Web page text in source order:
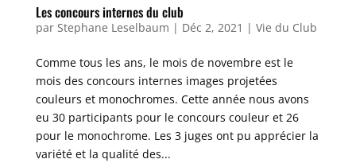
Les concours internes du club
par Stephane Leselbaum | Déc 2, 2021 | Vie du Club
Comme tous les ans, le mois de novembre est le
mois des concours internes images projetées
couleurs et monochromes. Cette année nous avons
eu 30 participants pour le concours couleur et 26
pour le monochrome. Les 3 juges ont pu apprécier la
variété et la qualité des...